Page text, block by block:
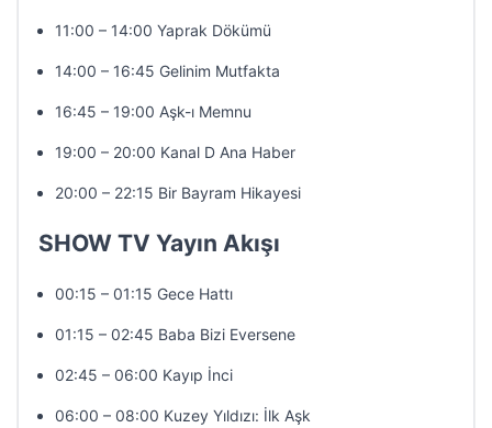
11:00 – 14:00 Yaprak Dökümü
14:00 – 16:45 Gelinim Mutfakta
16:45 – 19:00 Aşk-ı Memnu
19:00 – 20:00 Kanal D Ana Haber
20:00 – 22:15 Bir Bayram Hikayesi
SHOW TV Yayın Akışı
00:15 – 01:15 Gece Hattı
01:15 – 02:45 Baba Bizi Eversene
02:45 – 06:00 Kayıp İnci
06:00 – 08:00 Kuzey Yıldızı: İlk Aşk